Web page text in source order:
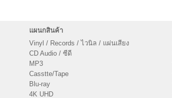
แผนกสินค้า
Vinyl / Records / ไวนิล / แผ่นเสียง
CD Audio / ซีดี
MP3
Casstte/Tape
Blu-ray
4K UHD